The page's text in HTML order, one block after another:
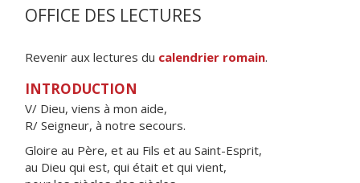
OFFICE DES LECTURES
Revenir aux lectures du calendrier romain.
INTRODUCTION
V/ Dieu, viens à mon aide,
R/ Seigneur, à notre secours.
Gloire au Père, et au Fils et au Saint-Esprit,
au Dieu qui est, qui était et qui vient,